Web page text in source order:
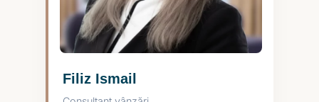
Filiz Ismail